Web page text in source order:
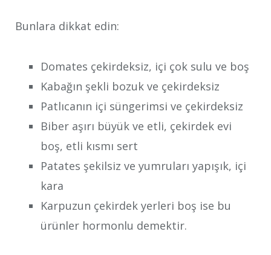
Bunlara dikkat edin:
Domates çekirdeksiz, içi çok sulu ve boş
Kabağın şekli bozuk ve çekirdeksiz
Patlıcanın içi süngerimsi ve çekirdeksiz
Biber aşırı büyük ve etli, çekirdek evi
boş, etli kısmı sert
Patates şekilsiz ve yumruları yapışık, içi
kara
Karpuzun çekirdek yerleri boş ise bu
ürünler hormonlu demektir.